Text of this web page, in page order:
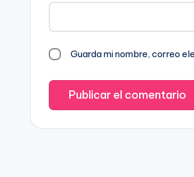
Guarda mi nombre, correo